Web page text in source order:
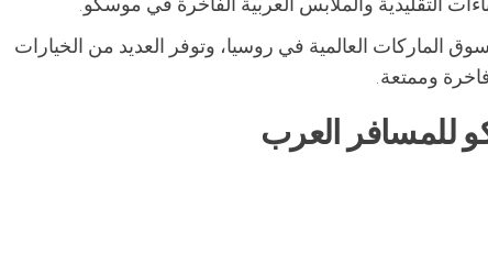
العالمية في روسيا، وتوفر العديد من الخيارات
وممتعة.
للمسافر العرب